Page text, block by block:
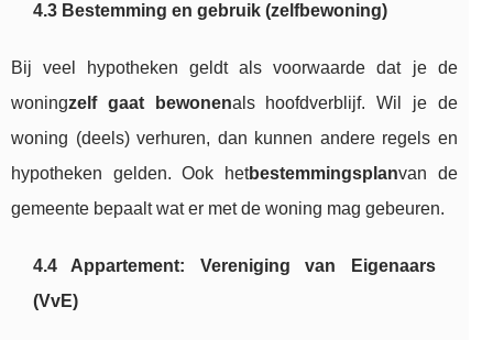
4.3 Bestemming en gebruik (zelfbewoning)
Bij veel hypotheken geldt als voorwaarde dat je de
woningzelf gaat bewonenals hoofdverblijf. Wil je de
woning (deels) verhuren, dan kunnen andere regels en
hypotheken gelden. Ook hetbestemmingsplanvan de
gemeente bepaalt wat er met de woning mag gebeuren.
4.4 Appartement: Vereniging van Eigenaars
(VvE)